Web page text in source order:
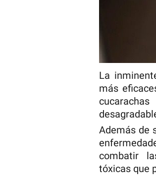
La
más
Además de
combatir
tóxicas que